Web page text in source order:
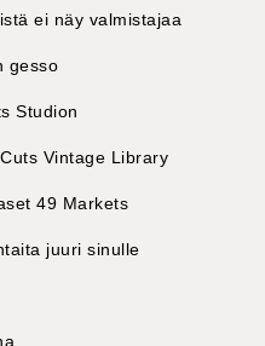
ei näy valmistajaa
gesso
Studion
Vintage Library
49 Markets
juuri sinulle